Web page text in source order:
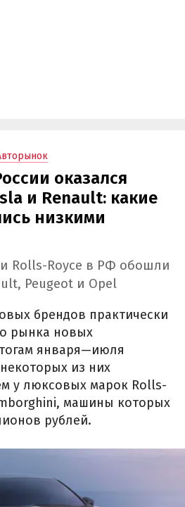
оказался
и Renault: какие
низкими
Rolls-Royce в РФ обошли
Peugeot и Opel
брендов практически
рынка новых
января—июля
из них
у люксовых марок Rolls-
машины которых
рублей.